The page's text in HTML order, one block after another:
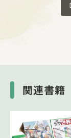
関連書籍